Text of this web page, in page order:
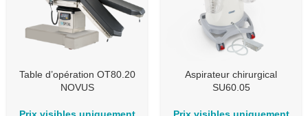
Table d’opération OT80.20
NOVUS
Aspirateur chirurgical
SU60.05